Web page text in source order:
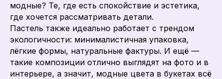
модные? Те, где есть спокойствие и эстетика,
где хочется рассматривать детали.
Пастель также идеально работает с трендом
экологичности: минималистичная упаковка,
лёгкие формы, натуральные фактуры. И ещё —
такие композиции отлично выглядят на фото и в
интерьере, а значит, модные цвета в букетах всё